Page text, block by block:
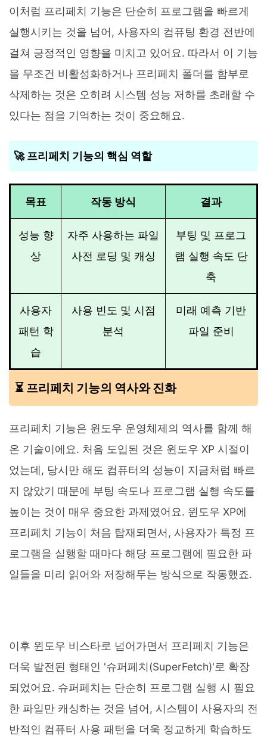
이처럼 프리페치 기능은 단순히 프로그램을 빠르게
실행시키는 것을 넘어, 사용자의 컴퓨팅 환경 전반에
걸쳐 긍정적인 영향을 미치고 있어요. 따라서 이 기능
을 무조건 비활성화하거나 프리페치 폴더를 함부로
삭제하는 것은 오히려 시스템 성능 저하를 초래할 수
있다는 점을 기억하는 것이 중요해요.
🚀 프리페치 기능의 핵심 역할
목표 작동 방식 결과
성능 향
상
자주 사용하는 파일
사전 로딩 및 캐싱
부팅 및 프로그
램 실행 속도 단
축
사용자
패턴 학
습
사용 빈도 및 시점
분석
미래 예측 기반
파일 준비
⏳ 프리페치 기능의 역사와 진화
프리페치 기능은 윈도우 운영체제의 역사를 함께 해
온 기술이에요. 처음 도입된 것은 윈도우 XP 시절이
었는데, 당시만 해도 컴퓨터의 성능이 지금처럼 빠르
지 않았기 때문에 부팅 속도나 프로그램 실행 속도를
높이는 것이 매우 중요한 과제였어요. 윈도우 XP에
프리페치 기능이 처음 탑재되면서, 사용자가 특정 프
로그램을 실행할 때마다 해당 프로그램에 필요한 파
일들을 미리 읽어와 저장해두는 방식으로 작동했죠.
이후 윈도우 비스타로 넘어가면서 프리페치 기능은
더욱 발전된 형태인 '슈퍼페치(SuperFetch)'로 확장
되었어요. 슈퍼페치는 단순히 프로그램 실행 시 필요
한 파일만 캐싱하는 것을 넘어, 시스템이 사용자의 전
반적인 컴퓨터 사용 패턴을 더욱 정교하게 학습하도